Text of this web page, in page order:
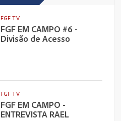
FGF TV
FGF EM CAMPO #6 -
Divisão de Acesso
FGF TV
FGF EM CAMPO -
ENTREVISTA RAEL